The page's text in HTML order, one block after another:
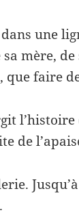
une
mère,
faire
de